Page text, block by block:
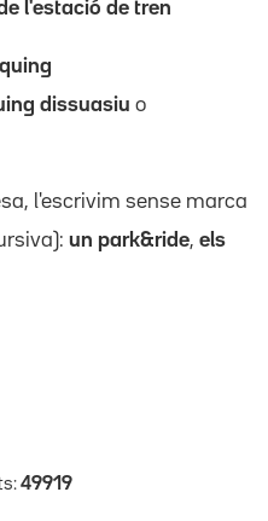
l'estació de tren
dissuasiu o
l'escrivim sense marca
un park&ride, els
49919